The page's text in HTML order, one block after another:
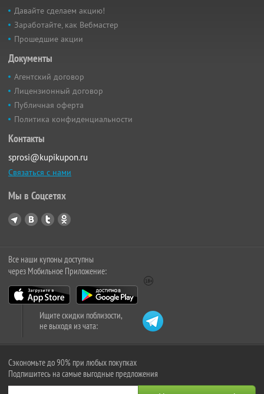
Давайте сделаем акцию!
Заработайте, как Вебмастер
Прошедшие акции
Документы
Агентский договор
Лицензионный договор
Публичная оферта
Политика конфиденциальности
Контакты
sprosi@kupikupon.ru
Связаться с нами
Мы в Соцсетях
Все наши купоны доступны
через Мобильное Приложение:
Ищите скидки поблизости,
не выходя из чата:
Сэкономьте до 90% при любых покупках
Подпишитесь на самые выгодные предложения